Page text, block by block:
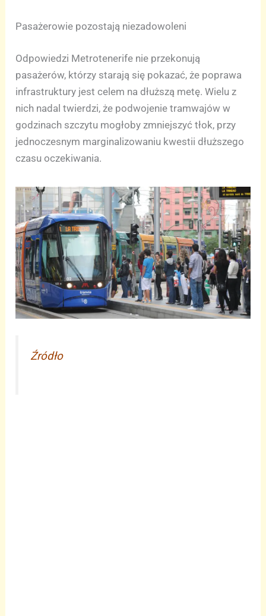
Pasażerowie pozostają niezadowoleni
Odpowiedzi Metrotenerife nie przekonują
pasażerów, którzy starają się pokazać, że poprawa
infrastruktury jest celem na dłuższą metę. Wielu z
nich nadal twierdzi, że podwojenie tramwajów w
godzinach szczytu mogłoby zmniejszyć tłok, przy
jednoczesnym marginalizowaniu kwestii dłuższego
czasu oczekiwania.
Źródło